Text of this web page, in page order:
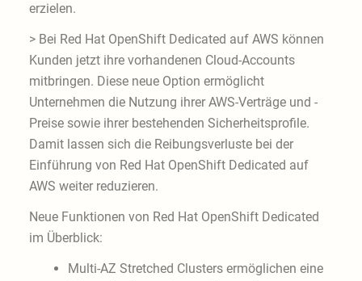
erzielen.
> Bei Red Hat OpenShift Dedicated auf AWS können
Kunden jetzt ihre vorhandenen Cloud-Accounts
mitbringen. Diese neue Option ermöglicht
Unternehmen die Nutzung ihrer AWS-Verträge und -
Preise sowie ihrer bestehenden Sicherheitsprofile.
Damit lassen sich die Reibungsverluste bei der
Einführung von Red Hat OpenShift Dedicated auf
AWS weiter reduzieren.
Neue Funktionen von Red Hat OpenShift Dedicated
im Überblick:
Multi-AZ Stretched Clusters ermöglichen eine